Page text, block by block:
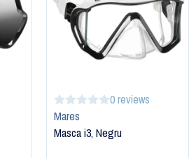
0 reviews
Mares
Masca i3, Negru